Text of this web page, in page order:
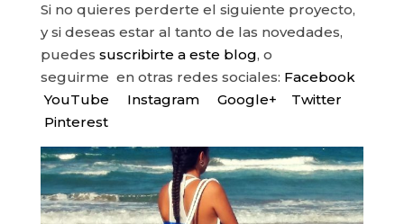
Si no quieres perderte el siguiente proyecto,
y si deseas estar al tanto de las novedades,
puedes suscribirte a este blog, o
seguirme en otras redes sociales: Facebook
YouTube
Instagram Google+
Twitter
Pinterest